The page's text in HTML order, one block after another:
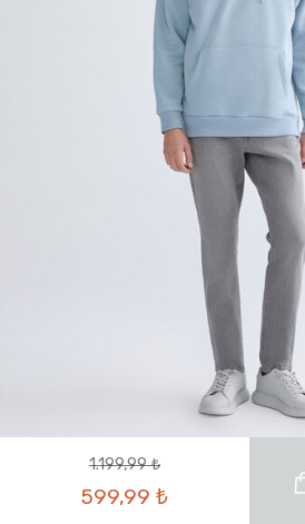
1.199,99 ₺
599,99 ₺